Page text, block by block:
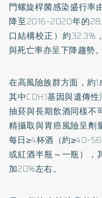
門螺旋桿菌感染盛行
降至2016–2020年的
口結構校正）約32.3%
與死亡率亦呈下降趨勢。
在高風險族群方面，約
其中CDH1基因與遺傳
抽菸與長期飲酒同樣不
精攝取與胃癌風險呈劑
每日≥4杯酒（約
或紅酒半瓶～一瓶），
加20%左右。